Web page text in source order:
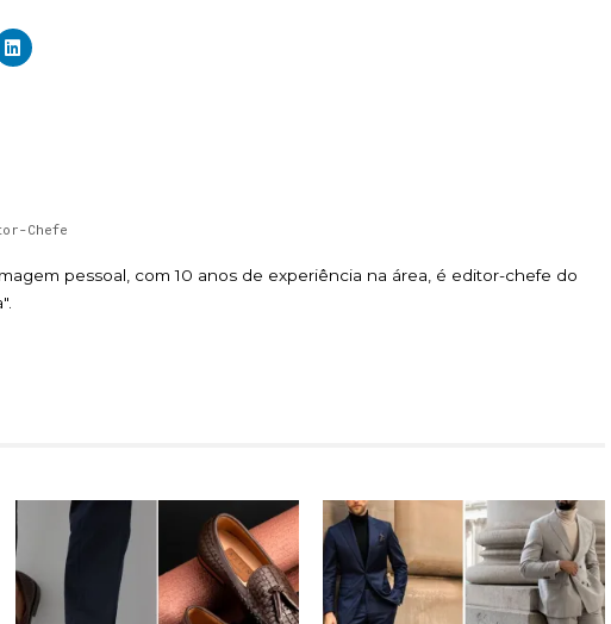
Chefe
pessoal, com 10 anos de experiência na área, é editor-chefe do